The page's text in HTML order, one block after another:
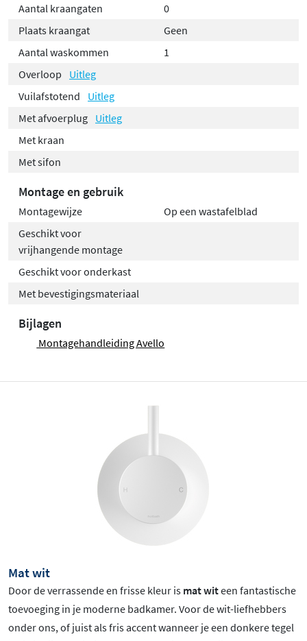
Aantal kraangaten
0
Plaats kraangat
Geen
Aantal waskommen
1
Overloop
Uitleg
Vuilafstotend
Uitleg
Met afvoerplug Uitleg
Met kraan
Met sifon
Montage en gebruik
Montagewijze
Op een wastafelblad
Geschikt voor
vrijhangende montage
Geschikt voor onderkast
Met bevestigingsmateriaal
Bijlagen
Montagehandleiding Avello
Mat wit
Door de verrassende en frisse kleur is mat witeen fantastische
toevoeging in je moderne badkamer. Voor de wit-liefhebbers
onder ons, of juist als fris accent wanneer je een donkere tegel